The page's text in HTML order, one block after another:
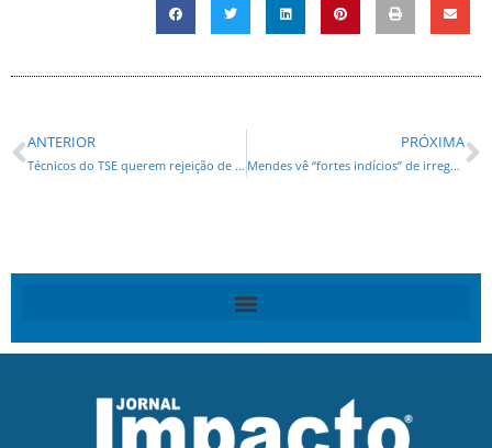
ANTERIOR
Técnicos do TSE querem rejeição de contas de Dilma
PRÓXIMA
Mendes vê “fortes indícios” de irregularidades nas contas de campanha de Dilma